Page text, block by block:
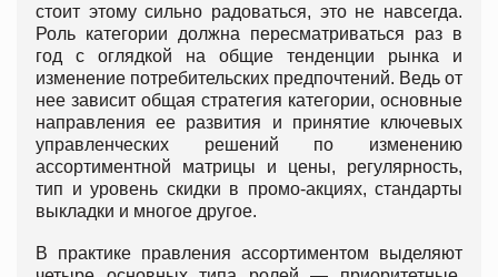
стоит этому сильно радоваться, это не навсегда.
Роль категории должна пересматриваться раз в
год с оглядкой на общие тенденции рынка и
изменение потребительских предпочтений. Ведь от
нее зависит общая стратегия категории, основные
направления ее развития и принятие ключевых
управленческих решений по изменению
ассортиментной матрицы и цены, регулярность,
тип и уровень скидки в промо-акциях, стандарты
выкладки и многое другое.
В практике правления ассортиментом выделяют